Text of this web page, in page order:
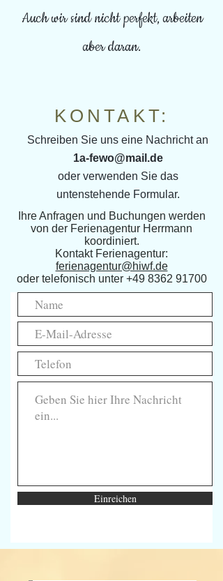
Auch wir sind nicht perfekt, arbeiten
aber daran.
KONTAKT:
Schreiben Sie uns eine Nachricht an
1a-fewo@mail.de
oder verwenden Sie das
untenstehende Formular.
Ihre Anfragen und Buchungen werden
von der Ferienagentur Herrmann
koordiniert.
Kontakt Ferienagentur:
ferienagentur@hiwf.de
oder telefonisch unter +49 8362 91700
Einreichen